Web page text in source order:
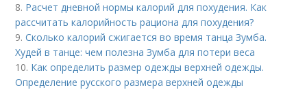
8. Расчет дневной нормы калорий для похудения. Как
рассчитать калорийность рациона для похудения?
9.Сколько калорий сжигается во время танца Зумба.
Худей в танце: чем полезна Зумба для потери веса
10. Как определить размер одежды верхней одежды.
Определение русского размера верхней одежды